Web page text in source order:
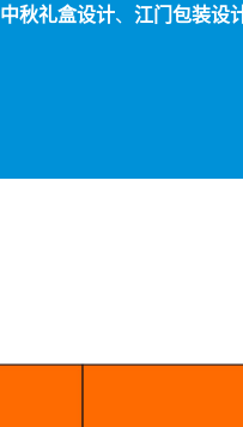
中秋礼盒设计、江门包装设